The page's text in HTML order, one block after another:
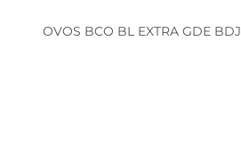
OVOS BCO BL EXTRA GDE